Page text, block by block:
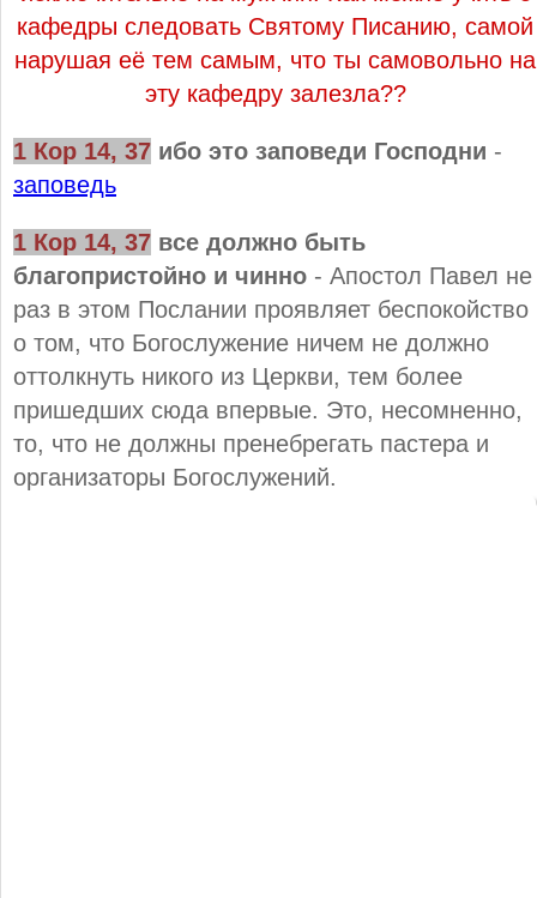
кафедры следовать Святому Писанию, самой
нарушая её тем самым, что ты самовольно на
эту кафедру залезла??
1 Кор 14, 37 ибо это заповеди Господни -
заповедь
1 Кор 14, 37 все должно быть
благопристойно и чинно - Апостол Павел не
раз в этом Послании проявляет беспокойство
о том, что Богослужение ничем не должно
оттолкнуть никого из Церкви, тем более
пришедших сюда впервые. Это, несомненно,
то, что не должны пренебрегать пастера и
организаторы Богослужений.